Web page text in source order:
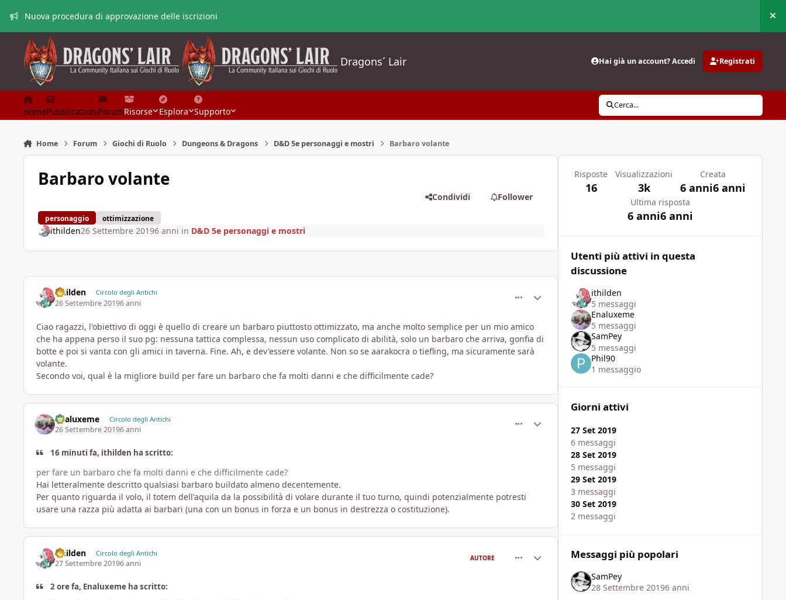
Nuova procedura di approvazione delle iscrizioni
Dragons´ Lair Hai già un account? Accedi Registrati
HomePubblicazioniForumRisorse Esplora Supporto
Cerca...
Home Forum Giochi di Ruolo Dungeons & Dragons D&D 5e personaggi e mostri Barbaro volante
Barbaro volante
personaggio ottimizzazione
Condividi Follower
ithilden26 Settembre 20196 anni in D&D 5e personaggi e mostri
ithilden Circolo degli Antichi
26 Settembre 20196 anni
comment_1625949
Statistiche Autore
Ciao ragazzi, l'obiettivo di oggi è quello di creare un barbaro piuttosto ottimizzato, ma anche molto semplice per un mio amico
che ha appena perso il suo pg: nessuna tattica complessa, nessun uso complicato di abilità, solo un barbaro che arriva, gonfia di
botte e poi si vanta con gli amici in taverna. Fine. Ah, e dev'essere volante. Non so se aarakocra o tiefling, ma sicuramente sarà
volante.
Secondo voi, qual è la migliore build per fare un barbaro che fa molti danni e che difficilmente cade?
Enaluxeme Circolo degli Antichi
26 Settembre 20196 anni
16 minuti fa, ithilden ha scritto:
per fare un barbaro che fa molti danni e che difficilmente cade?
Hai letteralmente descritto qualsiasi barbaro buildato almeno decentemente.
Per quanto riguarda il volo, il totem dell'aquila da la possibilità di volare durante il tuo turno, quindi potenzialmente potresti
usare una razza più adatta ai barbari (una con un bonus in forza e un bonus in destrezza o costituzione).
ithilden Circolo degli Antichi
27 Settembre 20196 anni
AUTORE comment_1625983
Statistiche Autore
2 ore fa, Enaluxeme ha scritto:
Risposte
16
Visualizzazioni
3k
Creata
6 anni6 anni
Ultima risposta
6 anni6 anni
Utenti più attivi in questa
discussione
ithilden
5 messaggi
Enaluxeme
5 messaggi
SamPey
5 messaggi
Phil90
1 messaggio
Giorni attivi
27 Set 2019
6 messaggi
28 Set 2019
5 messaggi
29 Set 2019
3 messaggi
30 Set 2019
2 messaggi
Messaggi più popolari
SamPey
28 Settembre 20196 anni